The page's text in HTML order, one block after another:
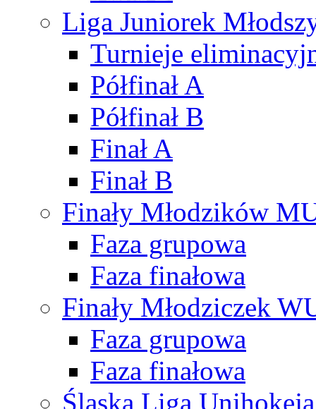
Liga Juniorek
Turnieje
Półfinał A
Półfinał B
Finał A
Finał B
Finały Młodzików
Faza grupowa
Faza finałowa
Finały Młodziczek
Faza grupowa
Faza finałowa
Śląska Liga Unihokeja